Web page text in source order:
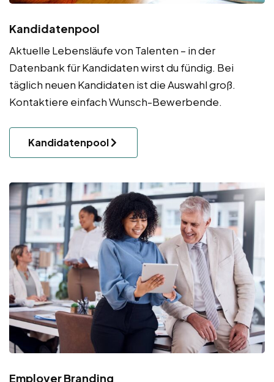
Kandidatenpool
Aktuelle Lebensläufe von Talenten – in der
Datenbank für Kandidaten wirst du fündig. Bei
täglich neuen Kandidaten ist die Auswahl groß.
Kontaktiere einfach Wunsch-Bewerbende.
Kandidatenpool
Employer Branding